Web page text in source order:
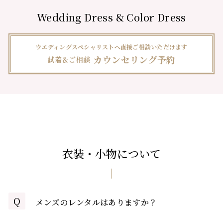
Wedding Dress & Color Dress
ウエディングスペシャリストへ直接ご相談いただけます
試着＆ご相談 カウンセリング予約
衣装・小物について
Q メンズのレンタルはありますか？